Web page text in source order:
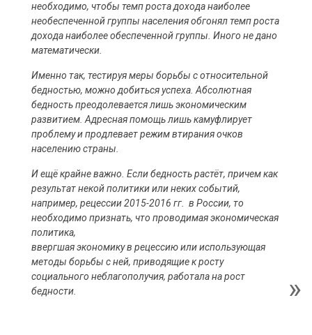
необходимо, чтобы темп роста дохода наиболее
необеспеченной группы населения обгонял темп роста
дохода наиболее обеспеченной группы. Иного не дано
математически.
Именно так, тестируя меры борьбы с относительной
бедностью, можно добиться успеха. Абсолютная
бедность преодолевается лишь экономическим
развитием. Адресная помощь лишь камуфлирует
проблему и продлевает режим втирания очков
населению страны.
И ещё крайне важно. Если бедность растёт, причем как
результат некой политики или неких событий,
например, рецессии 2015-2016 гг. в России, то
необходимо признать, что проводимая экономическая
политика,
ввергшая экономику в рецессию или использующая
методы борьбы с ней, приводящие к росту
социального неблагополучия, работала на рост
бедности.